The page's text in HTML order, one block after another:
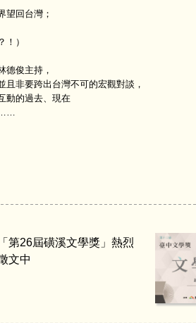
回台灣；
）
俊主持，
非要跨出台灣不可的宏觀對談，
的過去、現在
……
「第26屆磺溪文學獎」熱烈
文中